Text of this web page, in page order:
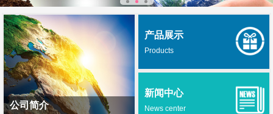
公司简介
产品展示
Products
新闻中心
News center